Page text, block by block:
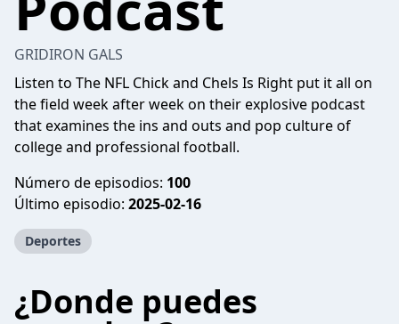
GRIDIRON GALS
Listen to The NFL Chick and Chels Is Right put it all on
the field week after week on their explosive podcast
that examines the ins and outs and pop culture of
college and professional football.
Número de episodios: 100
Último episodio: 2025-02-16
Deportes
¿Donde puedes